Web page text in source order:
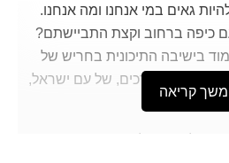
גאים במי אנחנו ומה אנחנו.
ברחוב וקצת התביישתם?
בישיבה התיכונית בחריש של
עולם של ערכים, של עם ישראל,
קריאה